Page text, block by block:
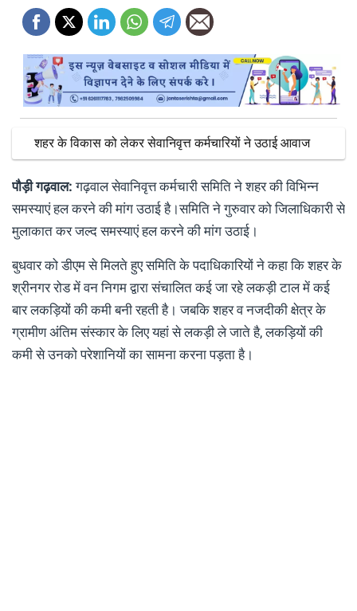
शहर के विकास को लेकर सेवानिवृत्त कर्मचारियों ने उठाई आवाज
पौड़ी गढ़वाल: गढ़वाल सेवानिवृत्त कर्मचारी समिति ने शहर की विभिन्न
समस्याएं हल करने की मांग उठाई है।समिति ने गुरुवार को जिलाधिकारी से
मुलाकात कर जल्द समस्याएं हल करने की मांग उठाई।
बुधवार को डीएम से मिलते हुए समिति के पदाधिकारियों ने कहा कि शहर के
श्रीनगर रोड में वन निगम द्वारा संचालित कई जा रहे लकड़ी टाल में कई
बार लकड़ियों की कमी बनी रहती है। जबकि शहर व नजदीकी क्षेत्र के
ग्रामीण अंतिम संस्कार के लिए यहां से लकड़ी ले जाते है, लकड़ियों की
कमी से उनको परेशानियों का सामना करना पड़ता है।